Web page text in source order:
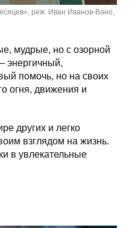
реж. Иван Иванов-Вано,
мудрые, но с озорной
энергичный,
помочь, но на своих
огня, движения и
других и легко
взглядом на жизнь.
в увлекательные